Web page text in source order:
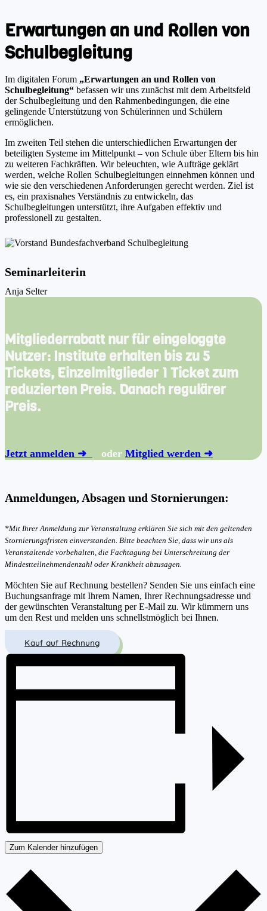
Erwartungen an und Rollen von
Schulbegleitung
Im digitalen Forum „Erwartungen an und Rollen von
Schulbegleitung“ befassen wir uns zunächst mit dem Arbeitsfeld
der Schulbegleitung und den Rahmenbedingungen, die eine
gelingende Unterstützung von Schülerinnen und Schülern
ermöglichen.
Im zweiten Teil stehen die unterschiedlichen Erwartungen der
beteiligten Systeme im Mittelpunkt – von Schule über Eltern bis hin
zu weiteren Fachkräften. Wir beleuchten, wie Aufträge geklärt
werden, welche Rollen Schulbegleitungen einnehmen können und
wie sie den verschiedenen Anforderungen gerecht werden. Ziel ist
es, ein praxisnahes Verständnis zu entwickeln, das
Schulbegleitungen unterstützt, ihre Aufgaben effektiv und
professionell zu gestalten.
Seminarleiterin
Anja Selter
Mitgliederrabatt nur für eingeloggte
Nutzer: Instituteerhalten bis zu 5
Tickets, Einzelmitglieder1 Ticket zum
reduzierten Preis. Danach regulärer
Preis.
Jetzt anmelden ➜ oder Mitglied werden ➜
Anmeldungen, Absagen und Stornierungen:
*Mit Ihrer Anmeldung zur Veranstaltung erklären Sie sich mit den geltenden
Stornierungsfristen einverstanden. Bitte beachten Sie, dass wir uns als
Veranstaltende vorbehalten, die Fachtagung bei Unterschreitung der
Mindestteilnehmendenzahl oder Krankheit abzusagen.
Möchten Sie auf Rechnung bestellen? Senden Sie uns einfach eine
Buchungsanfrage mit Ihrem Namen, Ihrer Rechnungsadresse und
der gewünschten Veranstaltung per E-Mail zu. Wir kümmern uns
um den Rest und melden uns schnellstmöglich bei Ihnen.
Kauf auf Rechnung
Zum Kalender hinzufügen